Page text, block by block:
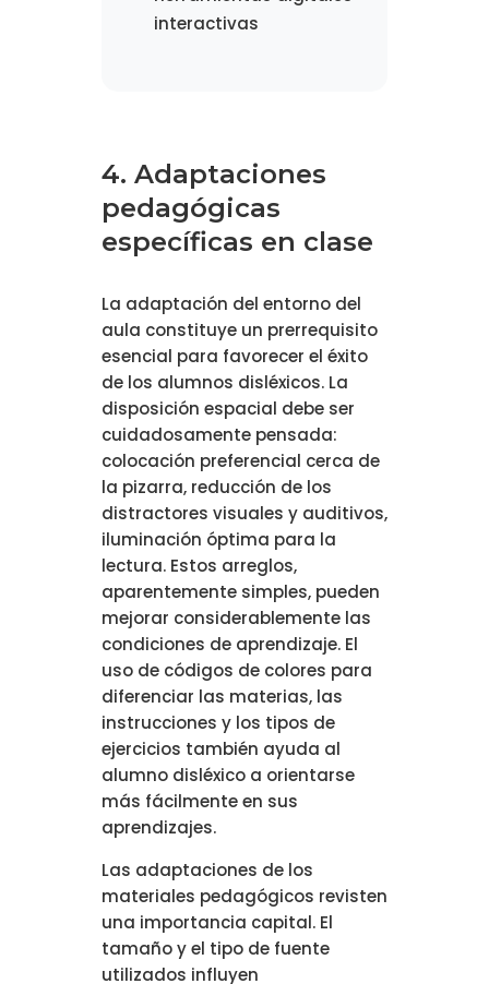
interactivas
4. Adaptaciones
pedagógicas
específicas en clase
La adaptación del entorno del
aula constituye un prerrequisito
esencial para favorecer el éxito
de los alumnos disléxicos. La
disposición espacial debe ser
cuidadosamente pensada:
colocación preferencial cerca de
la pizarra, reducción de los
distractores visuales y auditivos,
iluminación óptima para la
lectura. Estos arreglos,
aparentemente simples, pueden
mejorar considerablemente las
condiciones de aprendizaje. El
uso de códigos de colores para
diferenciar las materias, las
instrucciones y los tipos de
ejercicios también ayuda al
alumno disléxico a orientarse
más fácilmente en sus
aprendizajes.
Las adaptaciones de los
materiales pedagógicos revisten
una importancia capital. El
tamaño y el tipo de fuente
utilizados influyen